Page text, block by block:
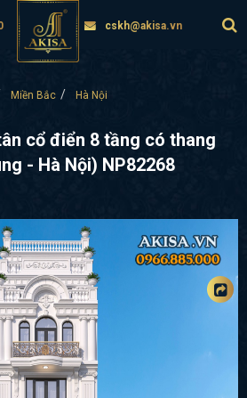
cskh@akisa.vn
Miền Bắc Hà Nội
cổ điển 8 tầng có thang
- Hà Nội) NP82268